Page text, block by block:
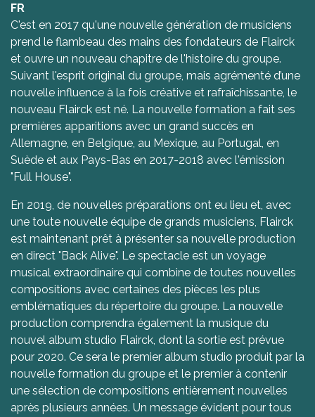
FR
C'est en 2017 qu'une nouvelle génération de musiciens
prend le flambeau des mains des fondateurs de Flairck
et ouvre un nouveau chapitre de l'histoire du groupe.
Suivant l'esprit original du groupe, mais agrémenté d’une
nouvelle influence à la fois créative et rafraîchissante, le
nouveau Flairck est né. La nouvelle formation a fait ses
premières apparitions avec un grand succès en
Allemagne, en Belgique, au Mexique, au Portugal, en
Suède et aux Pays-Bas en 2017-2018 avec l'émission
"Full House".
En 2019, de nouvelles préparations ont eu lieu et, avec
une toute nouvelle équipe de grands musiciens, Flairck
est maintenant prêt à présenter sa nouvelle production
en direct "Back Alive". Le spectacle est un voyage
musical extraordinaire qui combine de toutes nouvelles
compositions avec certaines des pièces les plus
emblématiques du répertoire du groupe. La nouvelle
production comprendra également la musique du
nouvel album studio Flairck, dont la sortie est prévue
pour 2020. Ce sera le premier album studio produit par la
nouvelle formation du groupe et le premier à contenir
une sélection de compositions entièrement nouvelles
après plusieurs années. Un message évident pour tous